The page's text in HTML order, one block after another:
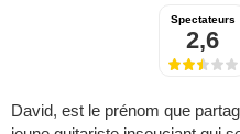
Spectateurs
2,6
David, est le prénom que